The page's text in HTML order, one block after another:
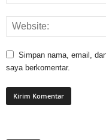
Simpan nama, email,
saya berkomentar.